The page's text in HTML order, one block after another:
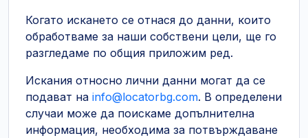
Когато искането се отнася до данни, които
обработваме за наши собствени цели, ще го
разгледаме по общия приложим ред.
Искания относно лични данни могат да се
подават на info@locatorbg.com. В определени
случаи може да поискаме допълнителна
информация, необходима за потвърждаване